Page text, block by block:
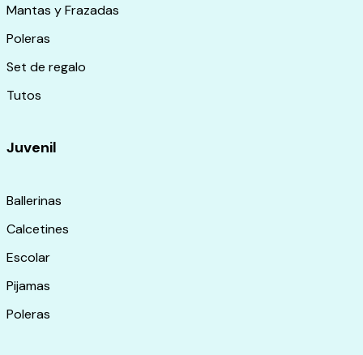
Mantas y Frazadas
Poleras
Set de regalo
Tutos
Juvenil
Ballerinas
Calcetines
Escolar
Pijamas
Poleras